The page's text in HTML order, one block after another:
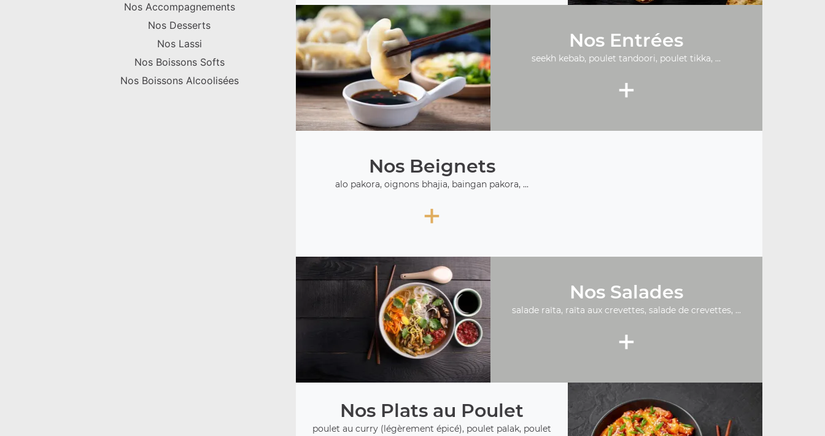
Nos Accompagnements
Nos Desserts
Nos Lassi
Nos Boissons Softs
Nos Boissons Alcoolisées
Nos Entrées
seekh kebab, poulet tandoori, poulet tikka, ...
+
Nos Beignets
alo pakora, oignons bhajia, baingan pakora, ...
+
Nos Salades
salade raïta, raïta aux crevettes, salade de crevettes, ...
+
Nos Plats au Poulet
poulet au curry (légèrement épicé), poulet palak, poulet